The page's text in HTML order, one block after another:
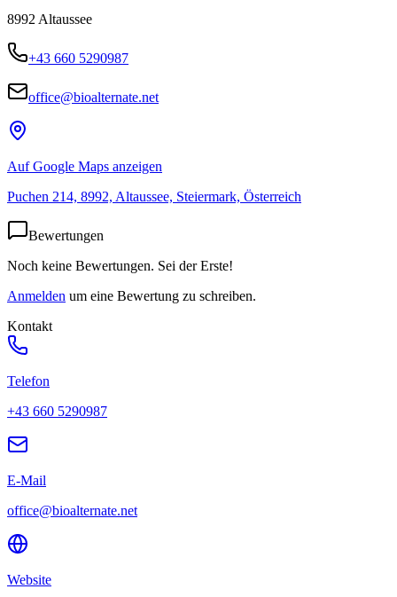
8992 Altaussee
+43 660 5290987
office@bioalternate.net
Auf Google Maps anzeigen
Puchen 214, 8992, Altaussee, Steiermark, Österreich
Bewertungen
Noch keine Bewertungen. Sei der Erste!
Anmelden um eine Bewertung zu schreiben.
Kontakt
Telefon
+43 660 5290987
E-Mail
office@bioalternate.net
Website